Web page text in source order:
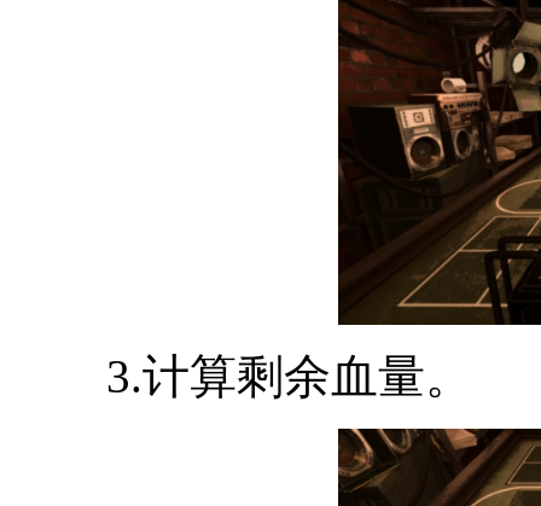
3.计算剩余血量。